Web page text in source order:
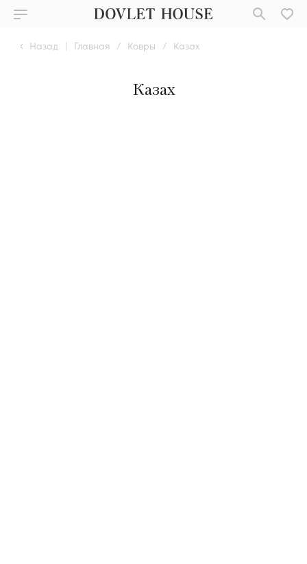
Назад | Главная / Ковры / Казах
Казах